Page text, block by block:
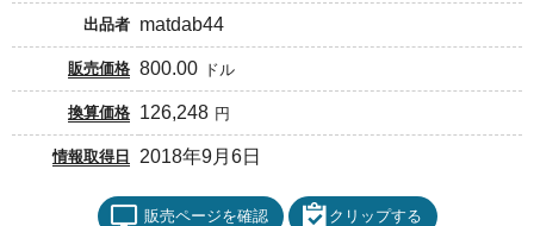
出品者 matdab44
販売価格 800.00 ドル
換算価格 126,248 円
情報取得日 2018年9月6日
販売ページを確認 クリップする